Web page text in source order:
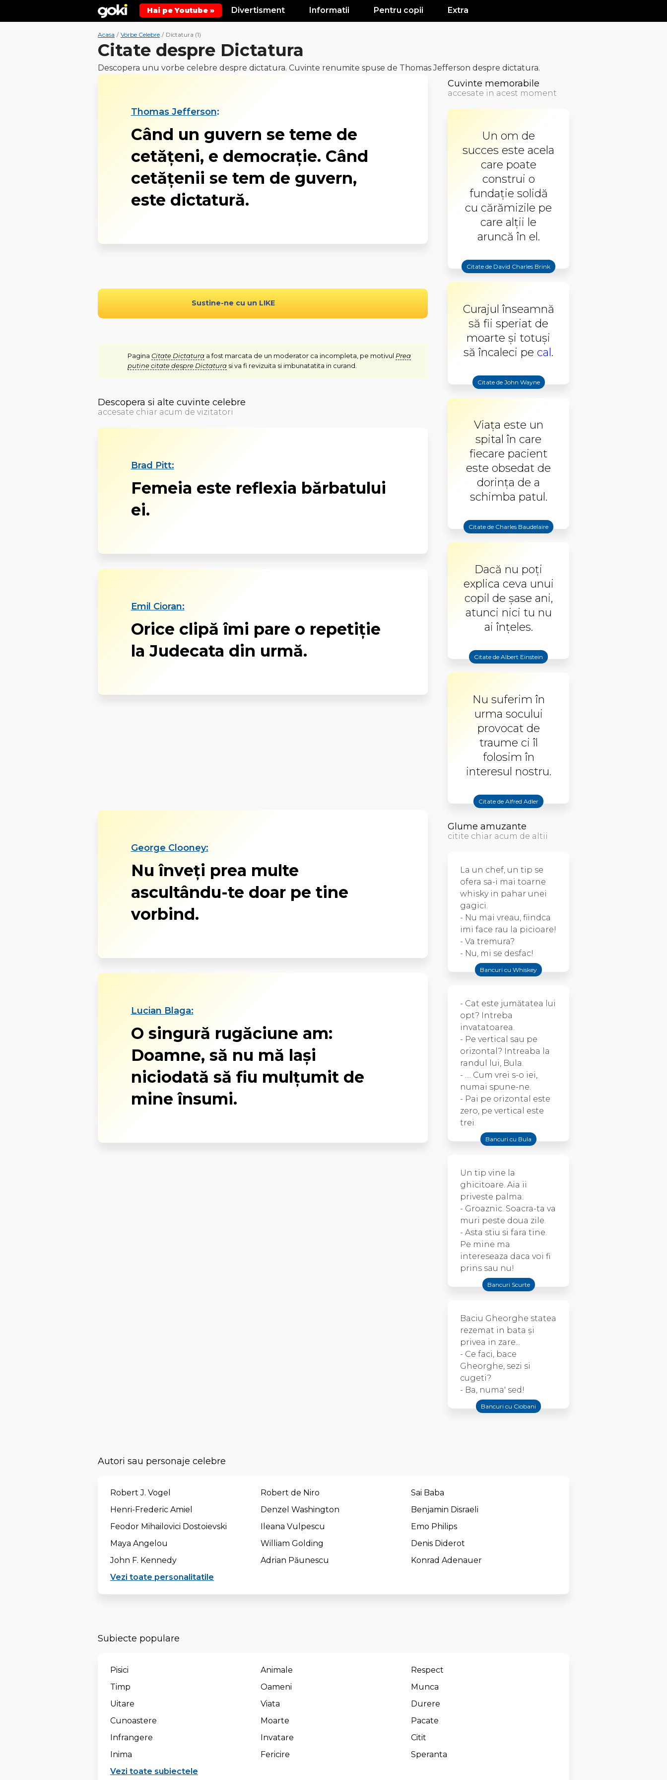
Hai pe Youtube » Divertisment Informatii Pentru copii Extra
Acasa / Vorbe Celebre / Dictatura (1)
Citate despre Dictatura
Descopera unu vorbe celebre despre dictatura. Cuvinte renumite spuse de Thomas Jefferson despre dictatura.
Thomas Jefferson:
Când un guvern se teme de
cetățeni, e democrație. Când
cetățenii se tem de guvern,
este dictatură.
Sustine-ne cu un LIKE
Pagina Citate Dictatura a fost marcata de un moderator ca incompleta, pe motivul Prea
putine citate despre Dictatura si va fi revizuita si imbunatatita in curand.
Descopera si alte cuvinte celebre
accesate chiar acum de vizitatori
Brad Pitt:
Femeia este reflexia bărbatului
ei.
Emil Cioran:
Orice clipă îmi pare o repetiţie
la Judecata din urmă.
George Clooney:
Nu înveţi prea multe
ascultându-te doar pe tine
vorbind.
Lucian Blaga:
O singură rugăciune am:
Doamne, să nu mă lași
niciodată să fiu mulțumit de
mine însumi.
Cuvinte memorabile
accesate in acest moment
Un om de
succes este acela
care poate
construi o
fundație solidă
cu cărămizile pe
care alții le
aruncă în el.
Citate de David Charles Brink
Curajul înseamnă
să fii speriat de
moarte şi totuşi
să încaleci pe cal .
Citate de John Wayne
Viața este un
spital în care
fiecare pacient
este obsedat de
dorința de a
schimba patul.
Citate de Charles Baudelaire
Dacă nu poți
explica ceva unui
copil de șase ani,
atunci nici tu nu
ai înțeles.
Citate de Albert Einstein
Nu suferim în
urma socului
provocat de
traume ci îl
folosim în
interesul nostru.
Citate de Alfred Adler
Glume amuzante
citite chiar acum de altii
La un chef, un tip se
ofera sa-i mai toarne
whisky in pahar unei
gagici.
- Nu mai vreau, fiindca
imi face rau la picioare!
- Va tremura?
- Nu, mi se desfac!
Bancuri cu Whiskey
- Cat este jumătatea lui
opt? Intreba
invatatoarea.
- Pe vertical sau pe
orizontal? Intreaba la
randul lui, Bula.
- .... Cum vrei s-o iei,
numai spune-ne.
- Pai pe orizontal este
zero, pe vertical este
trei.
Bancuri cu Bula
Un tip vine la
ghicitoare. Aia ii
priveste palma:
- Groaznic. Soacra-ta va
muri peste doua zile.
- Asta stiu si fara tine.
Pe mine ma
intereseaza daca voi fi
prins sau nu!
Bancuri Scurte
Baciu Gheorghe statea
rezemat in bata şi
privea in zare...
- Ce faci, bace
Gheorghe, sezi si
cugeti?
- Ba, numa' sed!
Bancuri cu Ciobani
Autori sau personaje celebre
Robert J. Vogel Robert de Niro
Sai Baba
Henri-Frederic Amiel
Denzel Washington
Benjamin Disraeli
Feodor Mihailovici Dostoievski
Ileana Vulpescu
Emo Philips
Maya Angelou
William Golding
Denis Diderot
John F. Kennedy
Adrian Păunescu
Konrad Adenauer
Vezi toate personalitatile
Subiecte populare
Pisici Animale
Respect
Timp
Oameni
Munca
Uitare
Viata
Durere
Cunoastere
Moarte
Pacate
Infrangere
Invatare
Citit
Inima
Fericire
Speranta
Vezi toate subiectele